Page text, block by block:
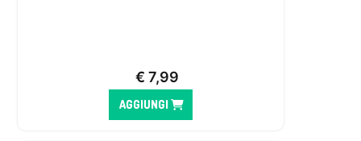
€ 7,99
AGGIUNGI